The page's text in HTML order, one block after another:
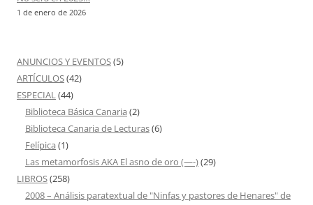
1 de enero de 2026
ANUNCIOS Y EVENTOS(5)
ARTÍCULOS(42)
ESPECIAL(44)
Biblioteca Básica Canaria (2)
Biblioteca Canaria de Lecturas(6)
Felípica (1)
Las metamorfosis AKA El asno de oro (—-)(29)
LIBROS(258)
2008 – Análisis paratextual de "Ninfas y pastores de Henares" de